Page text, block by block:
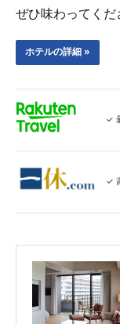
ぜひ味わってくだ
ホテルの詳細 »
✓
✓